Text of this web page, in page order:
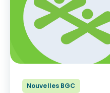
Nouvelles BGC